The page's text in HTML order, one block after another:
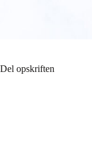
Del opskriften